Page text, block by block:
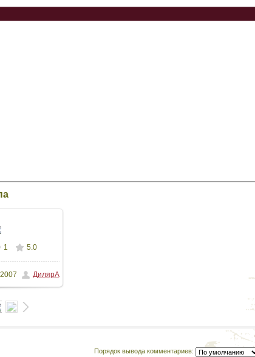
694x448
1 5.0
ДилярА
Порядок вывода комментариев: